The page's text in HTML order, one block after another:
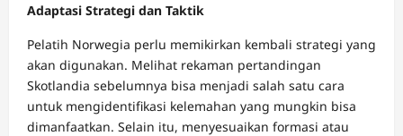
Adaptasi Strategi dan Taktik
Pelatih Norwegia perlu memikirkan kembali strategi yang
akan digunakan. Melihat rekaman pertandingan
Skotlandia sebelumnya bisa menjadi salah satu cara
untuk mengidentifikasi kelemahan yang mungkin bisa
dimanfaatkan. Selain itu, menyesuaikan formasi atau